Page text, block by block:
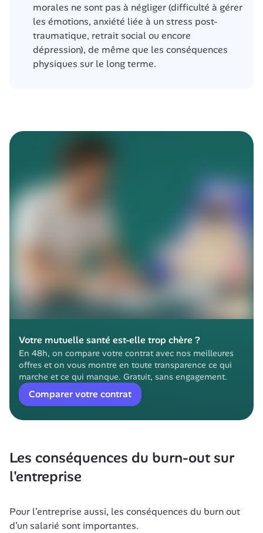
morales ne sont pas à négliger (difficulté à gérer
les émotions, anxiété liée à un stress post-
traumatique, retrait social ou encore
dépression), de même que les conséquences
physiques sur le long terme.
Votre mutuelle santé est-elle trop chère ?
En 48h, on compare votre contrat avec nos meilleures
offres et on vous montre en toute transparence ce qui
marche et ce qui manque. Gratuit, sans engagement.
Comparer votre contrat
Les conséquences du burn-out sur
l'entreprise
Pour l’entreprise aussi, les conséquences du burn out
d’un salarié sont importantes.